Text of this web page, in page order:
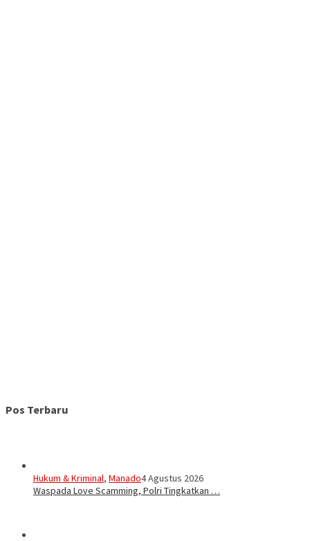
Pos Terbaru
Hukum & Kriminal, Manado4 Agustus 2026
Waspada Love Scamming, Polri Tingkatkan …